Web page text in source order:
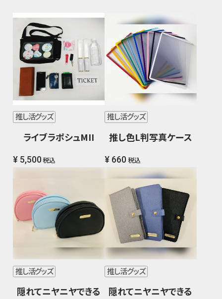
推し活グッズ
ライブラポシュMII
¥ 5,500 税込
推し活グッズ
推し色L判写真ケース
¥ 660 税込
推し活グッズ
隠れてニヤニヤできる
推し活グッズ
隠れてニヤニヤできる